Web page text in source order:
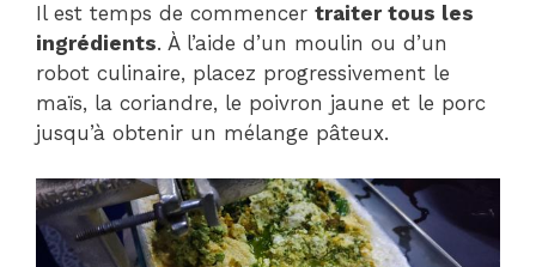
Il est temps de commencer traiter tous les
ingrédients. À l’aide d’un moulin ou d’un
robot culinaire, placez progressivement le
maïs, la coriandre, le poivron jaune et le porc
jusqu’à obtenir un mélange pâteux.